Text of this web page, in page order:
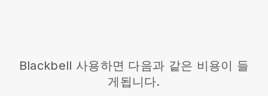
Blackbell 사용하면 다음과 같은 비용이 들
게됩니다.